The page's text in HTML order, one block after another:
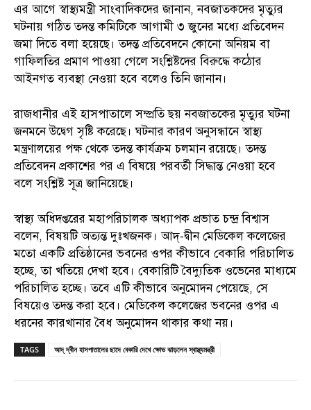
এর আগে স্বাস্থ্যমন্ত্রী সাংবাদিকদের জানান, নবজাতকদের মৃত্যুর
ঘটনায় গঠিত তদন্ত কমিটিকে আগামী ৩ জুনের মধ্যে প্রতিবেদন
জমা দিতে বলা হয়েছে। তদন্ত প্রতিবেদনে কোনো অনিয়ম বা
গাফিলতির প্রমাণ পাওয়া গেলে সংশ্লিষ্টদের বিরুদ্ধে কঠোর
আইনগত ব্যবস্থা নেওয়া হবে বলেও তিনি জানান।
রাজধানীর এই হাসপাতালে সম্প্রতি ছয় নবজাতকের মৃত্যুর ঘটনা
জনমনে উদ্বেগ সৃষ্টি করেছে। ঘটনার কারণ অনুসন্ধানে স্বাস্থ্য
মন্ত্রণালয়ের পক্ষ থেকে তদন্ত কার্যক্রম চলমান রয়েছে। তদন্ত
প্রতিবেদন প্রকাশের পর এ বিষয়ে পরবর্তী সিদ্ধান্ত নেওয়া হবে
বলে সংশ্লিষ্ট সূত্র জানিয়েছে।
স্বাস্থ্য অধিদপ্তরের মহাপরিচালক অধ্যাপক প্রভাত চন্দ্র বিশ্বাস
বলেন, বিষয়টি অত্যন্ত দুঃখজনক। আদ্‌-দ্বীন মেডিকেল কলেজের
মতো একটি প্রতিষ্ঠানের ভবনের ওপর কীভাবে বেকারি পরিচালিত
হচ্ছে, তা খতিয়ে দেখা হবে। বেকারিটি বৈদ্যুতিক ওভেনের মাধ্যমে
পরিচালিত হচ্ছে। তবে এটি কীভাবে অনুমোদন পেয়েছে, সে
বিষয়েও তদন্ত করা হবে। মেডিকেল কলেজের ভবনের ওপর এ
ধরনের কারখানার বৈধ অনুমোদন থাকার কথা নয়।
TAGS আদ্ দ্বীন হাসপাতালের ছাদে বেকারি দেখে ক্ষোভ ঝাড়লেন স্বাস্থ্যমন্ত্রী